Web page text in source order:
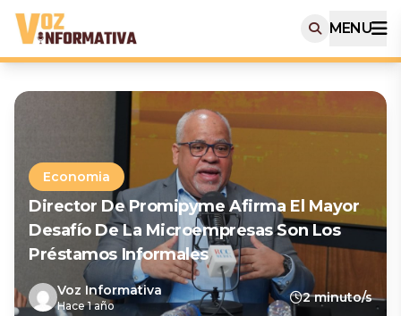
MENU
Economia
Director De Promipyme Afirma El Mayor
Desafío De La Microempresas Son Los
Préstamos Informales
Voz Informativa
Hace 1 año
2 minuto/s